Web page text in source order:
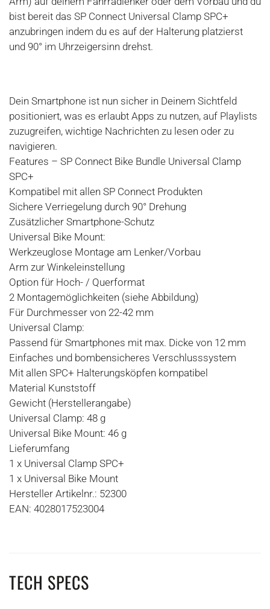
bist bereit das SP Connect Universal Clamp SPC+
anzubringen indem du es auf der Halterung platzierst
und 90° im Uhrzeigersinn drehst.
Dein Smartphone ist nun sicher in Deinem Sichtfeld
positioniert, was es erlaubt Apps zu nutzen, auf Playlists
zuzugreifen, wichtige Nachrichten zu lesen oder zu
navigieren.
Features – SP Connect Bike Bundle Universal Clamp
SPC+
Kompatibel mit allen SP Connect Produkten
Sichere Verriegelung durch 90° Drehung
Zusätzlicher Smartphone-Schutz
Universal Bike Mount:
Werkzeuglose Montage am Lenker/Vorbau
Arm zur Winkeleinstellung
Option für Hoch- / Querformat
2 Montagemöglichkeiten (siehe Abbildung)
Für Durchmesser von 22-42 mm
Universal Clamp:
Passend für Smartphones mit max. Dicke von 12 mm
Einfaches und bombensicheres Verschlusssystem
Mit allen SPC+ Halterungsköpfen kompatibel
Material Kunststoff
Gewicht (Herstellerangabe)
Universal Clamp: 48 g
Universal Bike Mount: 46 g
Lieferumfang
1 x Universal Clamp SPC+
1 x Universal Bike Mount
Hersteller Artikelnr.: 52300
EAN: 4028017523004
TECH SPECS